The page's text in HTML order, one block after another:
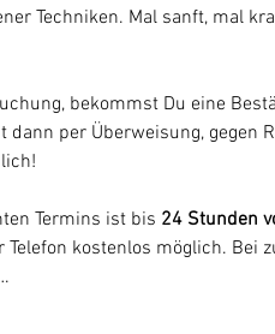
Techniken. Mal sanft, mal
bekommst Du eine
dann per Überweisung,
Termins ist bis 24 Stunden
Telefon kostenlos möglich.